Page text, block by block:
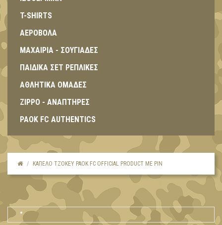
T-SHIRTS
ΑΕΡΟΒΟΛΑ
ΜΑΧΑΙΡΙΑ - ΣΟΥΓΙΑΔΕΣ
ΠΑΙΔΙΚΑ ΣΕΤ ΡΕΠΛΙΚΕΣ
ΑΘΛΗΤΙΚΑ ΟΜΑΔΕΣ
ZIPPO - ΑΝΑΠΤΗΡΕΣ
PAOK FC AUTHENTICS
ΚΑΠΕΛΟ ΤΖΟΚΕΥ PAOK FC OFFICIAL PRODUCT ΜΕ PIN